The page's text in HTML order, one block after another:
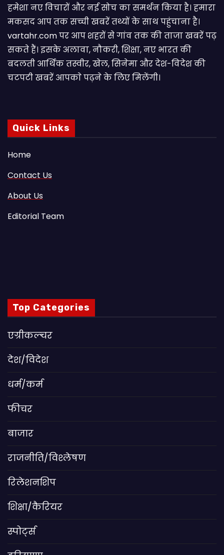
हमेशा नए विचारों और नई सोच का समर्थन किया है। हमारा
मकसद आप तक सच्ची खबरें तथ्यों के साथ पहुंचाना है।
vartahr.com पर आप शहरों से गांव तक की ताजा खबरें पढ़
सकते हैं। इसके अलावा, नौकरी, शिक्षा, नए भारत की
बदलती आर्थिक तस्वीर, खेल, सिनेमा और देश-विदेश की
चटपटी खबरें आपकाे पढ़ने के लिए मिलेंगी।
Quick Links
Home
Contact Us
About Us
Editorial Team
Top Categories
एग्रीकल्चर
देश/विदेश
धर्म/कर्म
फीचर
बाजार
राजनीति/विश्लेषण
रिलेशनशिप
शिक्षा/कैरियर
स्पोर्ट्स